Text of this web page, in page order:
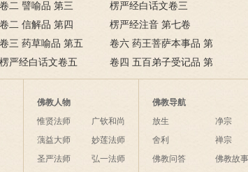
卷二 譬喻品 第三
楞严经白话文卷三
卷二 信解品 第四
楞严经注音 第七卷
卷三 药草喻品 第五
卷六 药王菩萨本事品 第
二十三
楞严经白话文卷五
卷四 五百弟子受记品 第
八
佛教人物
惟贤法师
蕅益大师
圣严法师
广钦和尚
妙莲法师
弘一法师
佛教导航
放生
舍利
佛教问答
净宗
禅宗
佛教故